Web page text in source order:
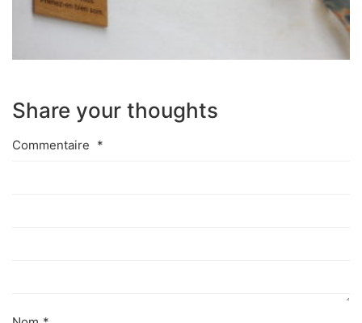
Share your thoughts
Commentaire *